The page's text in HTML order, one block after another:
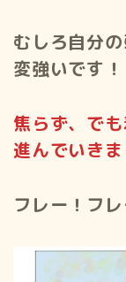
むしろ自分
変強いです！
焦らず、で
進んでいきま
フレー！フ